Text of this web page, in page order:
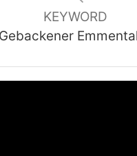
KEYWORD
Gebackener